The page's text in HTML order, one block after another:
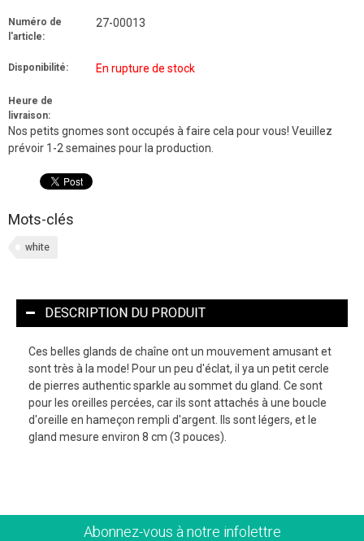
Numéro de
l'article:
27-00013
Disponibilité: En rupture de stock
Heure de
livraison:
Nos petits gnomes sont occupés à faire cela pour vous! Veuillez
prévoir 1-2 semaines pour la production.
Mots-clés
white
DESCRIPTION DU PRODUIT
Ces belles glands de chaîne ont un mouvement amusant et
sont très à la mode! Pour un peu d'éclat, il ya un petit cercle
de pierres authentic sparkle au sommet du gland. Ce sont
pour les oreilles percées, car ils sont attachés à une boucle
d'oreille en hameçon rempli d'argent. Ils sont légers, et le
gland mesure environ 8 cm (3 pouces).
Abonnez-vous à notre infolettre